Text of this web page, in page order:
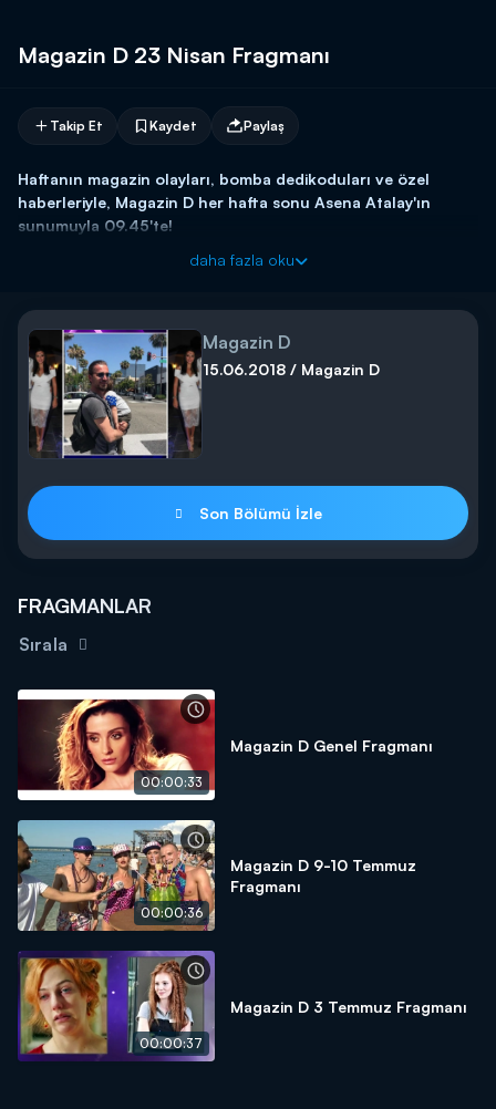
Magazin D 23 Nisan Fragmanı
Takip Et Kaydet Paylaş
Haftanın magazin olayları, bomba dedikoduları ve özel
haberleriyle, Magazin D her hafta sonu Asena Atalay'ın
sunumuyla 09.45'te!
daha fazla oku
Magazin D
15.06.2018 / Magazin D
Son Bölümü İzle
FRAGMANLAR
Sırala
00:00:33
Magazin D Genel Fragmanı
00:00:36
Magazin D 9-10 Temmuz
Fragmanı
00:00:37
Magazin D 3 Temmuz Fragmanı